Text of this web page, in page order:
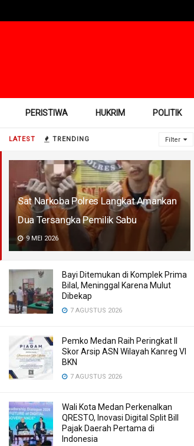
LATEST TRENDING Filter
Sat Narkoba Polres Langkat Amankan
Dua Tersangka Pemilik Sabu
9 MEI 2026
Bayi Ditemukan di Komplek Prima
Bilal, Meninggal Karena Mulut
Dibekap
7 AGUSTUS 2026
Pemko Medan Raih Peringkat II
Skor Arsip ASN Wilayah Kanreg VI
BKN
7 AGUSTUS 2026
Wali Kota Medan Perkenalkan
QRESTO, Inovasi Digital Split Bill
Pajak Daerah Pertama di
Indonesia
PERISTIWA HUKRIM POLITIK